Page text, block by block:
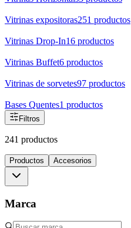
Vitrinas expositoras251 productos
Vitrinas Drop-In16 productos
Vitrinas Buffet6 productos
Vitrinas de sorvetes97 productos
Bases Quentes1 productos
Filtros
241 productos
Productos Accesorios
Marca